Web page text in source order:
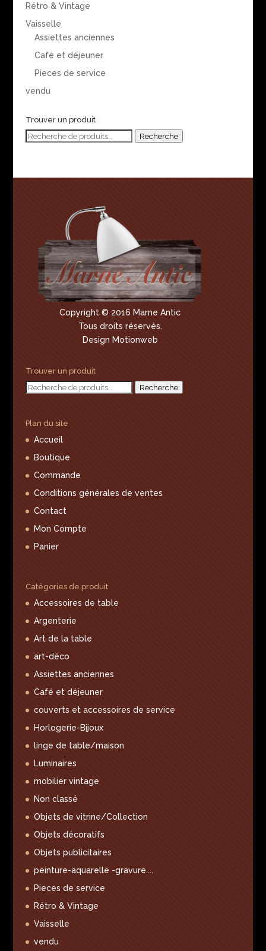
Rétro & Vintage
Vaisselle
Assiettes anciennes
Café et déjeuner
Pieces de service
vendu
Trouver un produit
Recherche
Recherche
Copyright © 2016 Marne Antic
Tous droits réservés.
Design Motionweb
Trouver un produit
Recherche
Recherche
Plan du site
Accueil
Boutique
Commande
Conditions générales de ventes
Contact
Mon Compte
Panier
Catégories de produit
Accessoires de table
Argenterie
Art de la table
art-déco
Assiettes anciennes
Café et déjeuner
couverts et accessoires de service
Horlogerie-Bijoux
linge de table/maison
Luminaires
mobilier vintage
Non classé
Objets de vitrine/Collection
Objets décoratifs
Objets publicitaires
peinture-aquarelle -gravure....
Pieces de service
Rétro & Vintage
Vaisselle
vendu